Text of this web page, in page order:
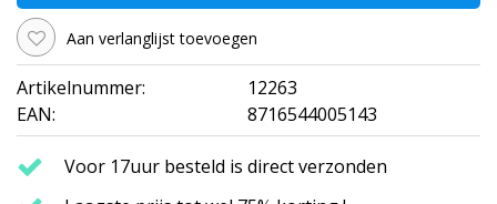
Aan verlanglijst toevoegen
Artikelnummer:
12263
EAN:
8716544005143
Voor 17uur besteld is direct verzonden